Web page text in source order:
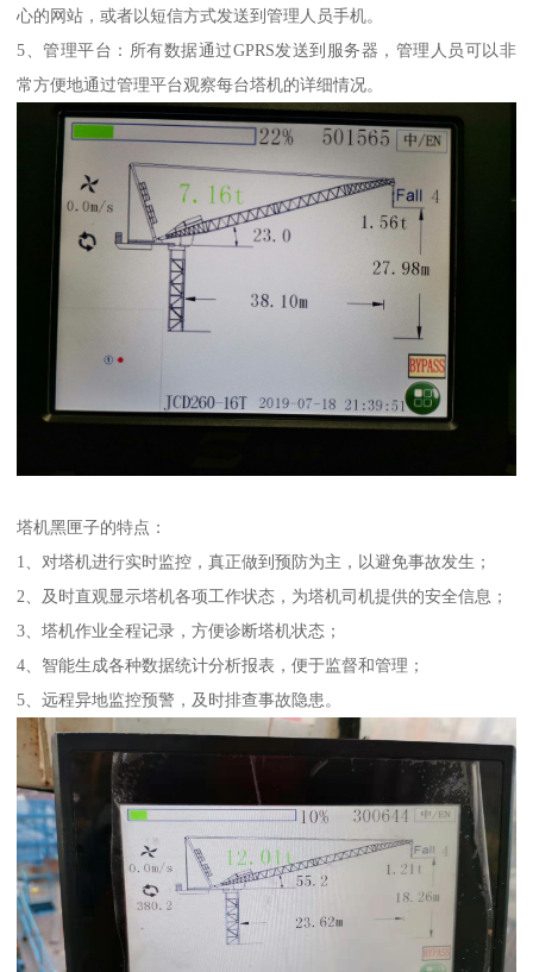
心的网站，或者以短信方式发送到管理人员手机。
5、管理平台：所有数据通过GPRS发送到服务器，管理人员可以非
常方便地通过管理平台观察每台塔机的详细情况。
塔机黑匣子的特点：
1、对塔机进行实时监控，真正做到预防为主，以避免事故发生；
2、及时直观显示塔机各项工作状态，为塔机司机提供的安全信息；
3、塔机作业全程记录，方便诊断塔机状态；
4、智能生成各种数据统计分析报表，便于监督和管理；
5、远程异地监控预警，及时排查事故隐患。